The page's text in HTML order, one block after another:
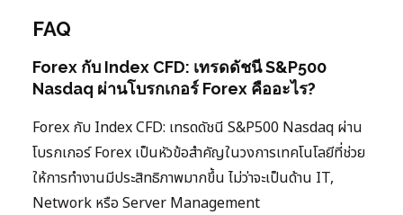
FAQ
Forex กับ Index CFD: เทรดดัชนี S&P500
Nasdaq ผ่านโบรกเกอร์ Forex คืออะไร?
Forex กับ Index CFD: เทรดดัชนี S&P500 Nasdaq ผ่าน
โบรกเกอร์ Forex เป็นหัวข้อสำคัญในวงการเทคโนโลยีที่ช่วย
ให้การทำงานมีประสิทธิภาพมากขึ้น ไม่ว่าจะเป็นด้าน IT,
Network หรือ Server Management